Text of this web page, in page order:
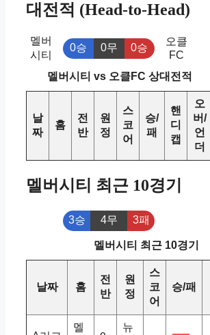
대전적 (Head-to-Head)
멜버
시티
0승 0무 0승
오클
FC
멜버시티 vs 오클FC 상대전적
날
짜
홈
전
반
원
정
스
코
어
승/
패
핸
디
캡
오
버/
언
더
멜버시티 최근 10경기
3승 4무 3패
멜버시티 최근 10경기
날짜 홈
전
반
원
정
스
코
어
승/패
멜
뉴